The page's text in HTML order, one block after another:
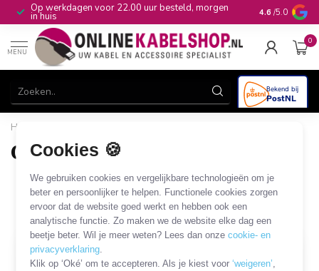
Cookies 🍪
We gebruiken cookies en vergelijkbare technologieën om je
beter en persoonlijker te helpen. Functionele cookies zorgen
ervoor dat de website goed werkt en hebben ook een
analytische functie. Zo maken we de website elke dag een
beetje beter. Wil je meer weten? Lees dan onzecookie- en
privacyverklaring
Klik op ‘Oké’ om te accepteren. Als je kiest voor‘weigeren’
Op werkdagen voor 22.00 uur besteld, morgen
in huis 10+jaar
4.6 /5.0
MENU
0
Home
Overig
2 PRODUCTEN
Filters SORTEER OP